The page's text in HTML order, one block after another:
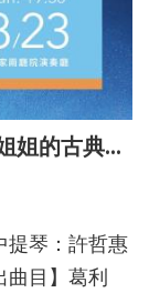
8/23【2026 TSO 室內沙龍】宜琳姐姐的古典音樂繪本世界
提琴：許哲惠
曲目】葛利